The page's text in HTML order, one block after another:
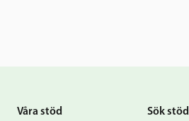
Våra stöd Sök stöd